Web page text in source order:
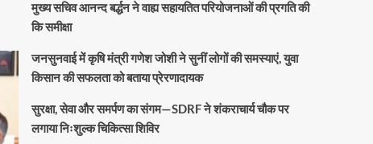
मुख्य सचिव आनन्द बर्द्धन ने वाह्य सहायतित परियोजनाओं की प्रगति की
कि समीक्षा
जनसुनवाई में कृषि मंत्री गणेश जोशी ने सुनीं लोगों की समस्याएं, युवा
किसान की सफलता को बताया प्रेरणादायक
सुरक्षा, सेवा और समर्पण का संगम—SDRF ने शंकराचार्य चौक पर
लगाया निःशुल्क चिकित्सा शिविर